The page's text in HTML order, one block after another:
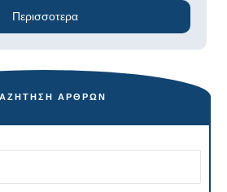
Περισσοτερα
ΆΡΘΡΩΝ